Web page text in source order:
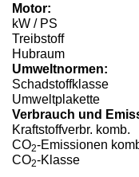
Motor:
kW / PS
Treibstoff
Hubraum
Umweltnormen:
Schadstoffklasse
Umweltplakette
Verbrauch und
Kraftstoffverbr. komb.
CO2-Emissionen
CO2-Klasse